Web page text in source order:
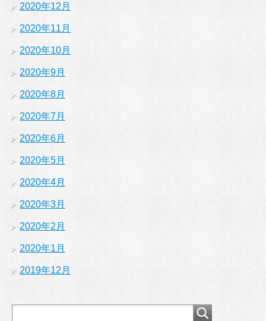
2020年12月
2020年11月
2020年10月
2020年9月
2020年8月
2020年7月
2020年6月
2020年5月
2020年4月
2020年3月
2020年2月
2020年1月
2019年12月